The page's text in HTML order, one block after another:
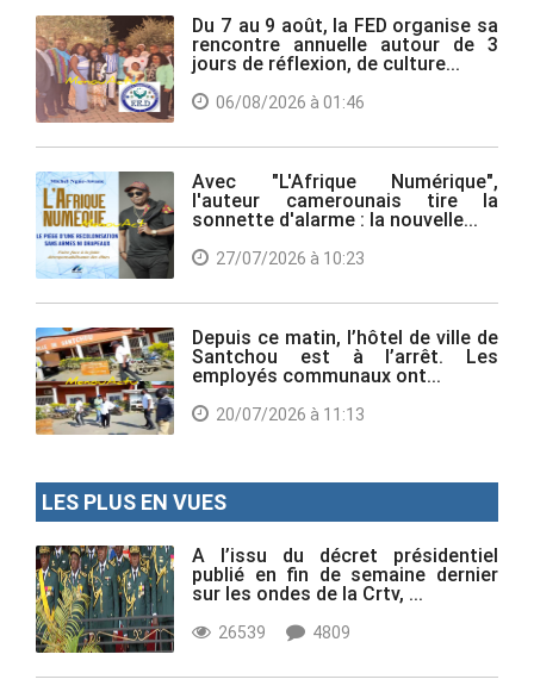
Du 7 au 9 août, la FED organise sa
rencontre annuelle autour de 3
jours de réflexion, de culture...
06/08/2026 à 01:46
Avec "L'Afrique Numérique",
l'auteur camerounais tire la
sonnette d'alarme : la nouvelle...
27/07/2026 à 10:23
Depuis ce matin, l’hôtel de ville de
Santchou est à l’arrêt. Les
employés communaux ont...
20/07/2026 à 11:13
LES PLUS EN VUES
A l’issu du décret présidentiel
publié en fin de semaine dernier
sur les ondes de la Crtv, ...
26539 4809